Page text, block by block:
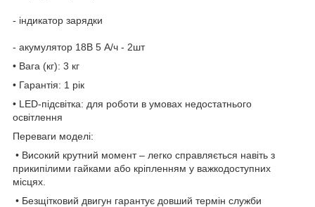
- індикатор зарядки
- акумулятор 18В 5 А/ч - 2шт
• Вага (кг): 3 кг
• Гарантія: 1 рік
• LED-підсвітка: для роботи в умовах недостатнього
освітлення
Переваги моделі:
• Високий крутний момент – легко справляється навіть з
прикипілими гайками або кріпленням у важкодоступних
місцях.
• Безщітковий двигун гарантує довший термін служби